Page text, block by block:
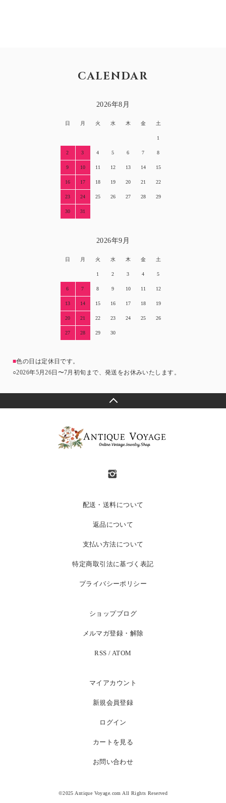
CALENDAR
2026年8月
日 月 火 水 木 金 土
1
2 3 4 5 6 7 8
9 10 11 12 13 14 15
16 17 18 19 20 21 22
23 24 25 26 27 28 29
30 31
2026年9月
日 月 火 水 木 金 土
1 2 3 4 5
6 7 8 9 10 11 12
13 14 15 16 17 18 19
20 21 22 23 24 25 26
27 28 29 30
■色の日は定休日です。
○2026年5月26日〜7月初旬まで、発送をお休みいたします。
配送・送料について
返品について
支払い方法について
特定商取引法に基づく表記
プライバシーポリシー
ショップブログ
メルマガ登録・解除
RSS / ATOM
マイアカウント
新規会員登録
ログイン
カートを見る
お問い合わせ
©2025 Antique Voyage.com All Rights Reserved